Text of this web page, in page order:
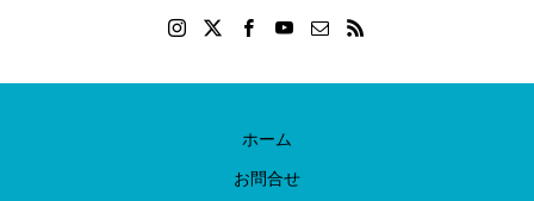
ホーム
お問合せ